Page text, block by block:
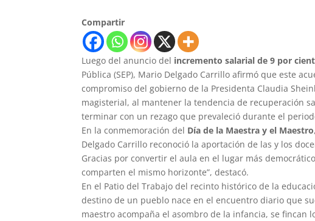
Compartir
Luego del anuncio del incremento salarial de 9 por
Pública (SEP), Mario Delgado Carrillo afirmó que este
compromiso del gobierno de la Presidenta Claudia
magisterial, al mantener la tendencia de recuperación
terminar con un rezago que prevaleció durante el
En la conmemoración del Día de la Maestra y el Maestro
Delgado Carrillo reconoció la aportación de las y los
Gracias por convertir el aula en el lugar más
comparten el mismo horizonte”, destacó.
En el Patio del Trabajo del recinto histórico de la
destino de un pueblo nace en el encuentro diario que
maestro acompaña el asombro de la infancia, se